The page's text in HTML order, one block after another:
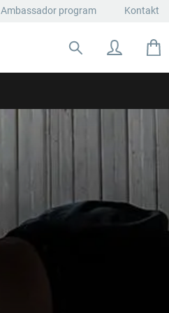
Ambassador program Kontakt
Suche nach: